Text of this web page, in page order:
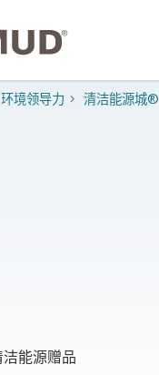
环境领导力 清洁能源城®